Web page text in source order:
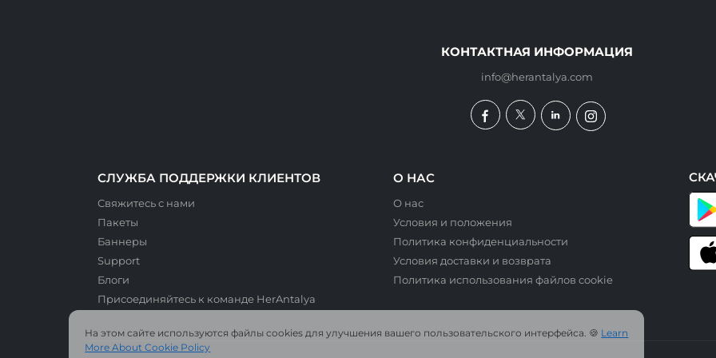
КОНТАКТНАЯ ИНФОРМАЦИЯ
info@herantalya.com
СЛУЖБА ПОДДЕРЖКИ КЛИЕНТОВ
Свяжитесь с нами
Пакеты
Баннеры
Support
Блоги
Присоединяйтесь к команде HerAntalya
О НАС
О нас
Условия и положения
Политика конфиденциальности
Условия доставки и возврата
Политика использования файлов cookie
На этом сайте используются файлы cookies для улучшения вашего пользовательского интерфейса. 🍪 Learn
More About Cookie Policy